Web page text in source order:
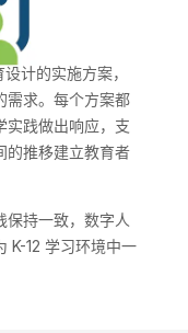
计的实施方案，
需求。每个方案都
实践做出响应，支
的推移建立教育者
保持一致，数字人
K-12 学习环境中一